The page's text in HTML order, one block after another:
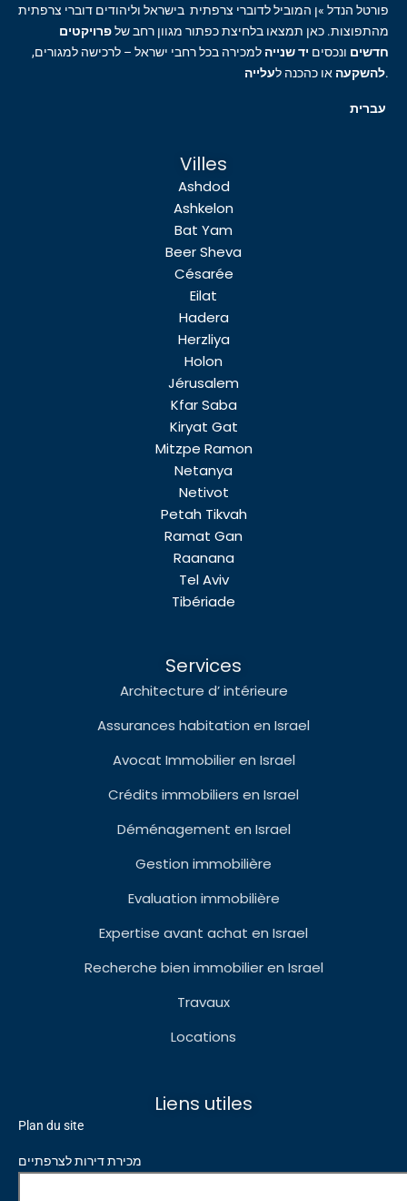
פורטל הנדל »ן המוביל לדוברי צרפתית בישראל וליהודים דוברי צרפתית
מהתפוצות. כאן תמצאו בלחיצת כפתור מגוון רחב שלפרויקטים
חדשים ונכסים יד שנייה למכירה בכל רחבי ישראל – לרכישה למגורים,
להשקעה או כהכנה לעלייה .
Villes
Ashdod
Ashkelon
Bat Yam
Beer Sheva
Césarée
Eilat
Hadera
Herzliya
Holon
Jérusalem
Kfar Saba
Kiryat Gat
Mitzpe Ramon
Netanya
Netivot
Petah Tikvah
Ramat Gan
Raanana
Tel Aviv
Tibériade
Services
Architecture d’ intérieure
Assurances habitation en Israel
Avocat Immobilier en Israel
Crédits immobiliers en Israel
Déménagement en Israel
Gestion immobilière
Evaluation immobilière
Expertise avant achat en Israel
Recherche bien immobilier en Israel
Travaux
Locations
Liens utiles
Plan du site
מכירת דירות לצרפתיים